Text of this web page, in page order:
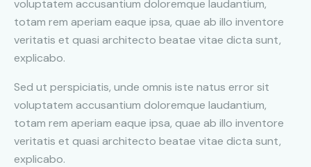
voluptatem accusantium doloremque laudantium,
totam rem aperiam eaque ipsa, quae ab illo inventore
veritatis et quasi architecto beatae vitae dicta sunt,
explicabo.
Sed ut perspiciatis, unde omnis iste natus error sit
voluptatem accusantium doloremque laudantium,
totam rem aperiam eaque ipsa, quae ab illo inventore
veritatis et quasi architecto beatae vitae dicta sunt,
explicabo.